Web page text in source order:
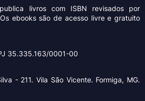
publica livros com ISBN revisados por
ebooks são de acesso livre e gratuito
35.335.163/0001-00
- 211.Vila São Vicente. Formiga, MG.